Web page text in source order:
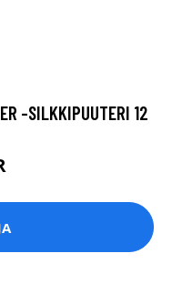
-SILKKIPUUTERI 12